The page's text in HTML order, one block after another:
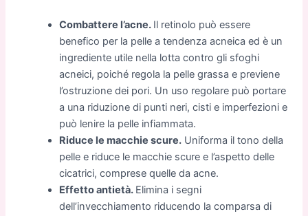
Combattere l’acne. Il retinolo può essere
benefico per la pelle a tendenza acneica ed è un
ingrediente utile nella lotta contro gli sfoghi
acneici, poiché regola la pelle grassa e previene
l’ostruzione dei pori. Un uso regolare può portare
a una riduzione di punti neri, cisti e imperfezioni e
può lenire la pelle infiammata.
Riduce le macchie scure. Uniforma il tono della
pelle e riduce le macchie scure e l’aspetto delle
cicatrici, comprese quelle da acne.
Effetto antietà. Elimina i segni
dell’invecchiamento riducendo la comparsa di